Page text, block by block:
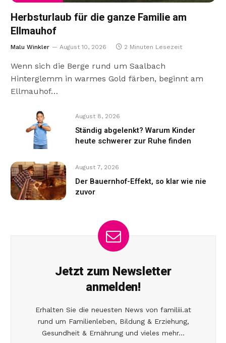
Herbsturlaub für die ganze Familie am
Ellmauhof
Malu Winkler August 10, 2026 2 Minuten Lesezeit
Wenn sich die Berge rund um Saalbach
Hinterglemm in warmes Gold färben, beginnt am
Ellmauhof…
August 8, 2026
Ständig abgelenkt? Warum Kinder
heute schwerer zur Ruhe finden
August 7, 2026
Der Bauernhof-Effekt, so klar wie nie
zuvor
Jetzt zum Newsletter
anmelden!
Erhalten Sie die neuesten News von familiii.at
rund um Familienleben, Bildung & Erziehung,
Gesundheit & Ernährung und vieles mehr...